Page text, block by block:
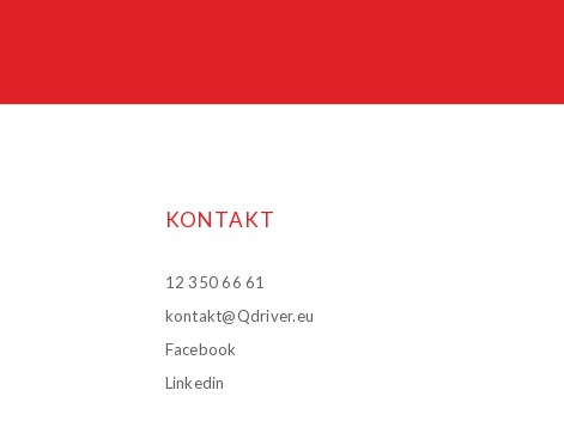
KONTAKT
12 350 66 61
kontakt@Qdriver.eu
Facebook
Linkedin